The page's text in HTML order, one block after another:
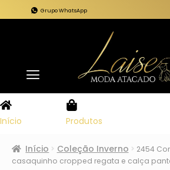
Grupo WhatsApp
Início Produtos
Início Coleção Inverno
2454
casaquinho cropped regata e calça